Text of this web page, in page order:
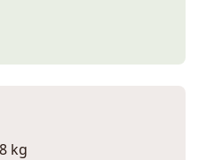
kg